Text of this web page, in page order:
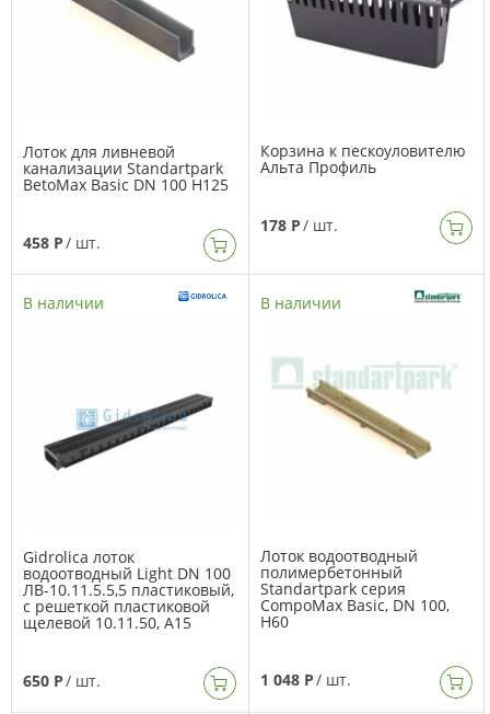
Лоток для ливневой
канализации Standartpark
BetoMax Basic DN 100 H125
458 Р/ шт.
Корзина к пескоуловителю
Альта Профиль
178 Р/ шт.
В наличии
Gidrolica лоток
водоотводный Light DN 100
ЛВ-10.11.5.5,5 пластиковый,
с решеткой пластиковой
щелевой 10.11.50, А15
650 Р/ шт.
В наличии
Лоток водоотводный
полимербетонный
Standartpark серия
CompoMax Basic, DN 100,
H60
1 048 Р/ шт.